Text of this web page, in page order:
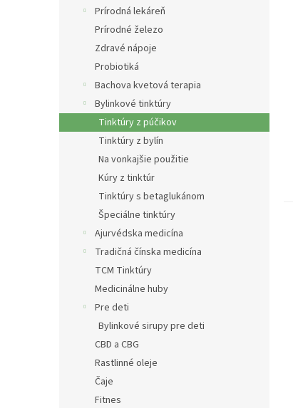
Prírodná lekáreň
Prírodné železo
Zdravé nápoje
Probiotiká
Bachova kvetová terapia
Bylinkové tinktúry
Tinktúry z púčikov
Tinktúry z bylín
Na vonkajšie použitie
Kúry z tinktúr
Tinktúry s betaglukánom
Špeciálne tinktúry
Ajurvédska medicína
Tradičná čínska medicína
TCM Tinktúry
Medicinálne huby
Pre deti
Bylinkové sirupy pre deti
CBD a CBG
Rastlinné oleje
Čaje
Fitnes